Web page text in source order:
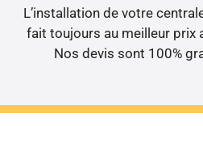
L’installation de votre
fait toujours au meilleur prix
Nos devis sont 100%